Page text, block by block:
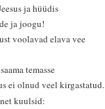
ja hüüdis
ja joogu!
voolavad elava vee
temasse
ei olnud veel kirgastatud.
kuulsid: